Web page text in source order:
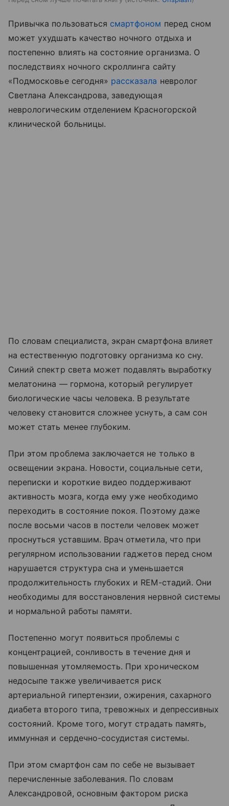
Привычка пользоваться смартфоном перед сном
может ухудшать качество ночного отдыха и
постепенно влиять на состояние организма. О
последствиях ночного скроллинга сайту
«Подмосковье сегодня» рассказала невролог
Светлана Александрова, заведующая
неврологическим отделением Красногорской
клинической больницы.
По словам специалиста, экран смартфона влияет
на естественную подготовку организма ко сну.
Синий спектр света может подавлять выработку
мелатонина — гормона, который регулирует
биологические часы человека. В результате
человеку становится сложнее уснуть, а сам сон
может стать менее глубоким.
При этом проблема заключается не только в
освещении экрана. Новости, социальные сети,
переписки и короткие видео поддерживают
активность мозга, когда ему уже необходимо
переходить в состояние покоя. Поэтому даже
после восьми часов в постели человек может
проснуться уставшим. Врач отметила, что при
регулярном использовании гаджетов перед сном
нарушается структура сна и уменьшается
продолжительность глубоких и REM-стадий. Они
необходимы для восстановления нервной системы
и нормальной работы памяти.
Постепенно могут появиться проблемы с
концентрацией, сонливость в течение дня и
повышенная утомляемость. При хроническом
недосыпе также увеличивается риск
артериальной гипертензии, ожирения, сахарного
диабета второго типа, тревожных и депрессивных
состояний. Кроме того, могут страдать память,
иммунная и сердечно-сосудистая системы.
При этом смартфон сам по себе не вызывает
перечисленные заболевания. По словам
Александровой, основным фактором риска